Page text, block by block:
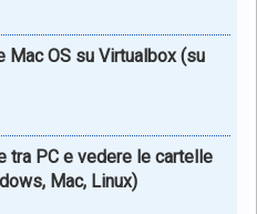
Mac OS su Virtualbox (su
tra PC e vedere le cartelle
Mac, Linux)